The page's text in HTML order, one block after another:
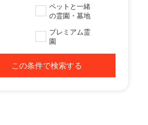
ペットと一緒
の霊園・墓地
プレミアム霊
園
この条件で検索する